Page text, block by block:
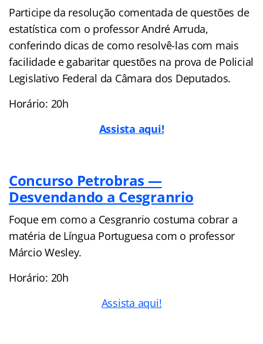
Participe da resolução comentada de questões de
estatística com o professor André Arruda,
conferindo dicas de como resolvê-las com mais
facilidade e gabaritar questões na prova de Policial
Legislativo Federal da Câmara dos Deputados.
Horário: 20h
Assista aqui!
Concurso Petrobras —
Desvendando a Cesgranrio
Foque em como a Cesgranrio costuma cobrar a
matéria de Língua Portuguesa com o professor
Márcio Wesley.
Horário: 20h
Assista aqui!